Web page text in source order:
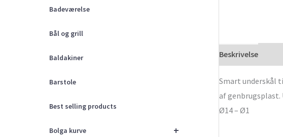
Badeværelse
Bål og grill
Baldakiner
Barstole
Best selling products
+
Bolga kurve
Beskrivelse
Smart underskål
af genbrugsplast.
Ø14 – Ø1